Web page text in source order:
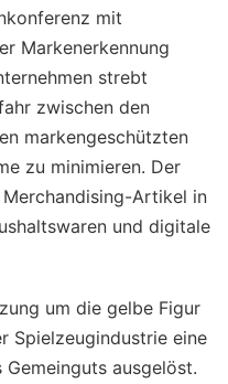
mit
Markenerkennung
strebt
zwischen den
markengeschützten
zu minimieren. Der
Artikel in
und digitale
um die gelbe Figur
Spielzeugindustrie eine
ausgelöst.